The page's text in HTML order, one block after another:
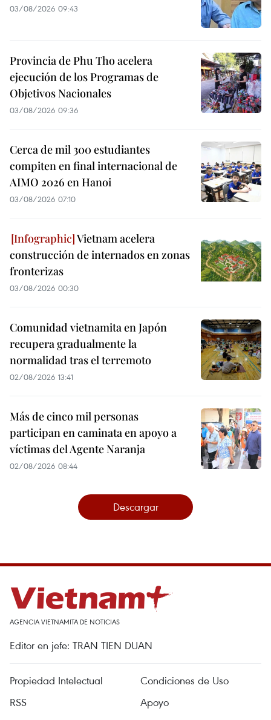
03/08/2026 09:43
Provincia de Phu Tho acelera
ejecución de los Programas de
Objetivos Nacionales
03/08/2026 09:36
Cerca de mil 300 estudiantes
compiten en final internacional de
AIMO 2026 en Hanoi
03/08/2026 07:10
Vietnam acelera
construcción de internados en zonas
fronterizas
03/08/2026 00:30
Comunidad vietnamita en Japón
recupera gradualmente la
normalidad tras el terremoto
02/08/2026 13:41
Más de cinco mil personas
participan en caminata en apoyo a
víctimas del Agente Naranja
02/08/2026 08:44
Descargar
AGENCIA VIETNAMITA DE NOTICIAS
Editor en jefe: TRAN TIEN DUAN
Propiedad Intelectual
Condiciones de Uso
RSS
Apoyo